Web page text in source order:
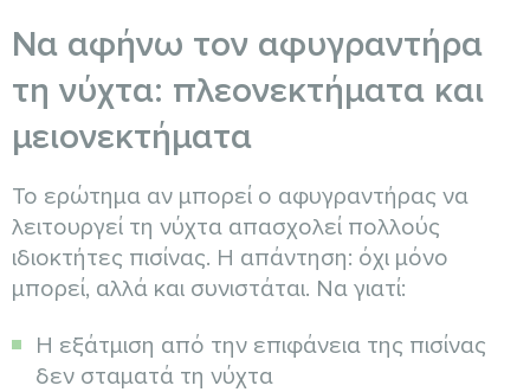
Να αφήνω τον αφυγραντήρα
τη νύχτα: πλεονεκτήματα και
μειονεκτήματα
Το ερώτημα αν μπορεί ο αφυγραντήρας να
λειτουργεί τη νύχτα απασχολεί πολλούς
ιδιοκτήτες πισίνας. Η απάντηση: όχι μόνο
μπορεί, αλλά και συνιστάται. Να γιατί:
Η εξάτμιση από την επιφάνεια της πισίνας
δεν σταματά τη νύχτα